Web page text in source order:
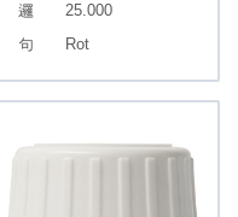
25.000
Rot